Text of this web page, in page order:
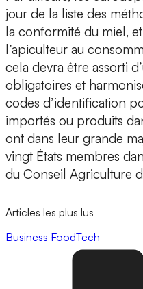
jour de la liste des
la conformité du miel,
l’apiculteur au
cela devra être assorti
obligatoires et
codes d’identification
importés ou produits
ont dans leur grande
vingt États membres
du Conseil Agriculture
Articles les plus lus
Business FoodTech